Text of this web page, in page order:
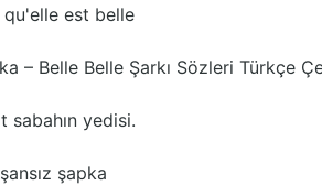
qu'elle est belle
– Belle Belle Şarkı Sözleri Türkçe
sabahın yedisi.
şapka